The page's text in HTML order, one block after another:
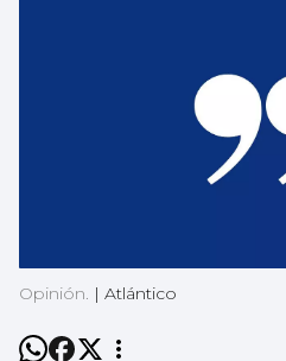
Opinión. | Atlántico